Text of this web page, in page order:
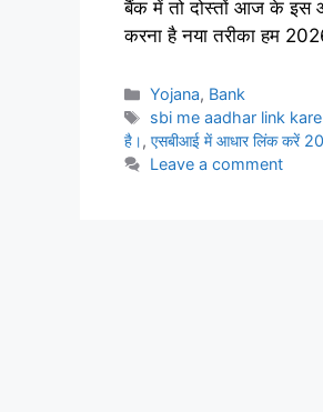
बैंक में तो दोस्तों आज के इस
करना है नया तरीका हम
Categories
Yojana, Bank
Tags
sbi me aadhar link
है।, एसबीआई में आधार लिंक करें
Leave a comment